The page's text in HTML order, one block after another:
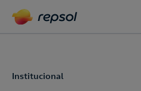
Institucional